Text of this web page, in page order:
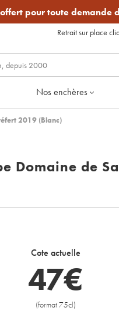
pour toute demande
Retrait sur place
Nos enchères
2019 (Blanc)
Domaine de
Cote actuelle
47€
(format 75cl)